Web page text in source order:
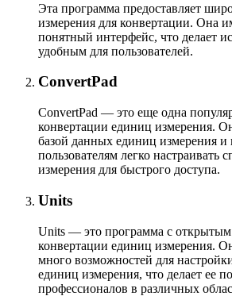
Эта программа предоставляет
измерения для конвертации. Она
понятный интерфейс, что делает
удобным для пользователей.
ConvertPad
ConvertPad — это еще одна
конвертации единиц измерения.
базой данных единиц измерения и
пользователям легко настраивать
измерения для быстрого доступа.
Units
Units — это программа с
конвертации единиц измерения.
много возможностей для
единиц измерения, что делает ее
профессионалов в различных